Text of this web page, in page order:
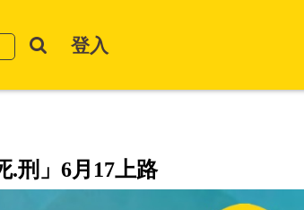
登入
.刑」6月17上路